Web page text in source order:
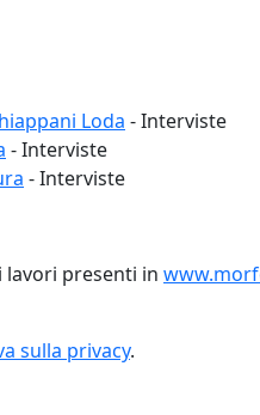
Loda -Interviste
-Interviste
-Interviste
lavori presenti in
sulla privacy.